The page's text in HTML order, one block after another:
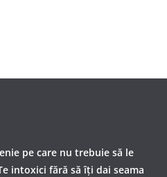
pe care nu trebuie să le
intoxici fără să îţi dai seama